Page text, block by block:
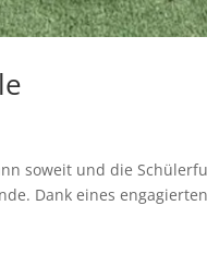
soweit und die
Dank eines